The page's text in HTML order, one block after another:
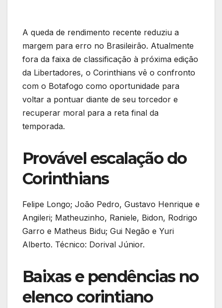
A queda de rendimento recente reduziu a
margem para erro no Brasileirão. Atualmente
fora da faixa de classificação à próxima edição
da Libertadores, o Corinthians vê o confronto
com o Botafogo como oportunidade para
voltar a pontuar diante de seu torcedor e
recuperar moral para a reta final da
temporada.
Provável escalação do
Corinthians
Felipe Longo; João Pedro, Gustavo Henrique e
Angileri; Matheuzinho, Raniele, Bidon, Rodrigo
Garro e Matheus Bidu; Gui Negão e Yuri
Alberto. Técnico: Dorival Júnior.
Baixas e pendências no
elenco corintiano